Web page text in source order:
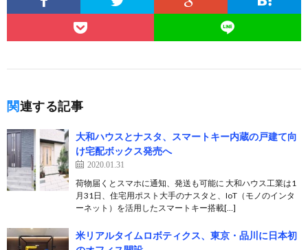
関連する記事
大和ハウスとナスタ、スマートキー内蔵の戸建て向
け宅配ボックス発売へ
2020.01.31
荷物届くとスマホに通知、発送も可能に 大和ハウス工業は1
月31日、住宅用ポスト大手のナスタと、IoT（モノのインタ
ーネット）を活用したスマートキー搭載[…]
米リアルタイムロボティクス、東京・品川に日本初